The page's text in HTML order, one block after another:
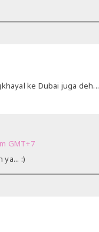
ke Dubai juga deh...
GMT+7
ya... :)